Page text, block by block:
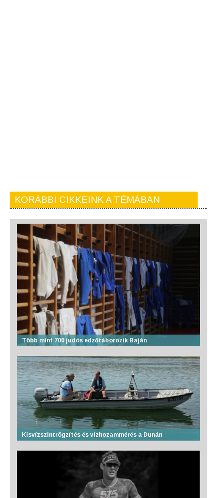
KORÁBBI CIKKEINK A TÉMÁBAN
Több mint 700 judós edzőtáborozik Baján
Kisvízszintrögzítés és vízhozammérés a Dunán